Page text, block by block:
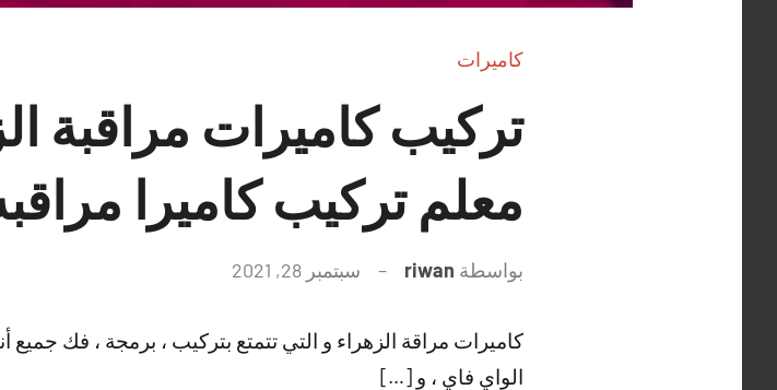
كاميرات
معلم تركيب كاميرا
بواسطة riwan سبتمبر 28, 2021
تعليقات
كاميرات مراقة الزهراء و التي تتمتع بتركيب ، برمجة ، فك جميع
الواي فاي ، و […]